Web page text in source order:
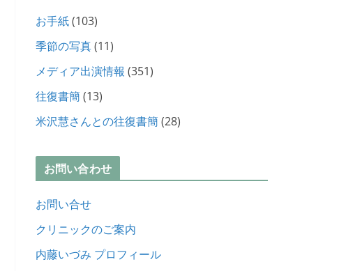
お手紙(103)
季節の写真(11)
メディア出演情報 (351)
往復書簡 (13)
米沢慧さんとの往復書簡 (28)
お問い合わせ
お問い合せ
クリニックのご案内
内藤いづみ プロフィール